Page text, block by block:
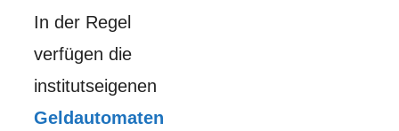
In der Regel
verfügen die
institutseigenen
Geldautomaten